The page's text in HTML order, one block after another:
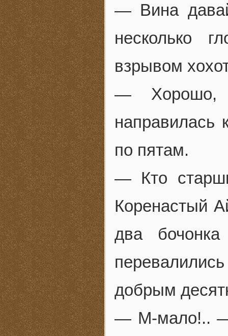
— Вина
несколько
взрывом
— Хорошо,
направилась
по пятам.
— Кто
Коренастый
два
добрым
— М-мало!.. —